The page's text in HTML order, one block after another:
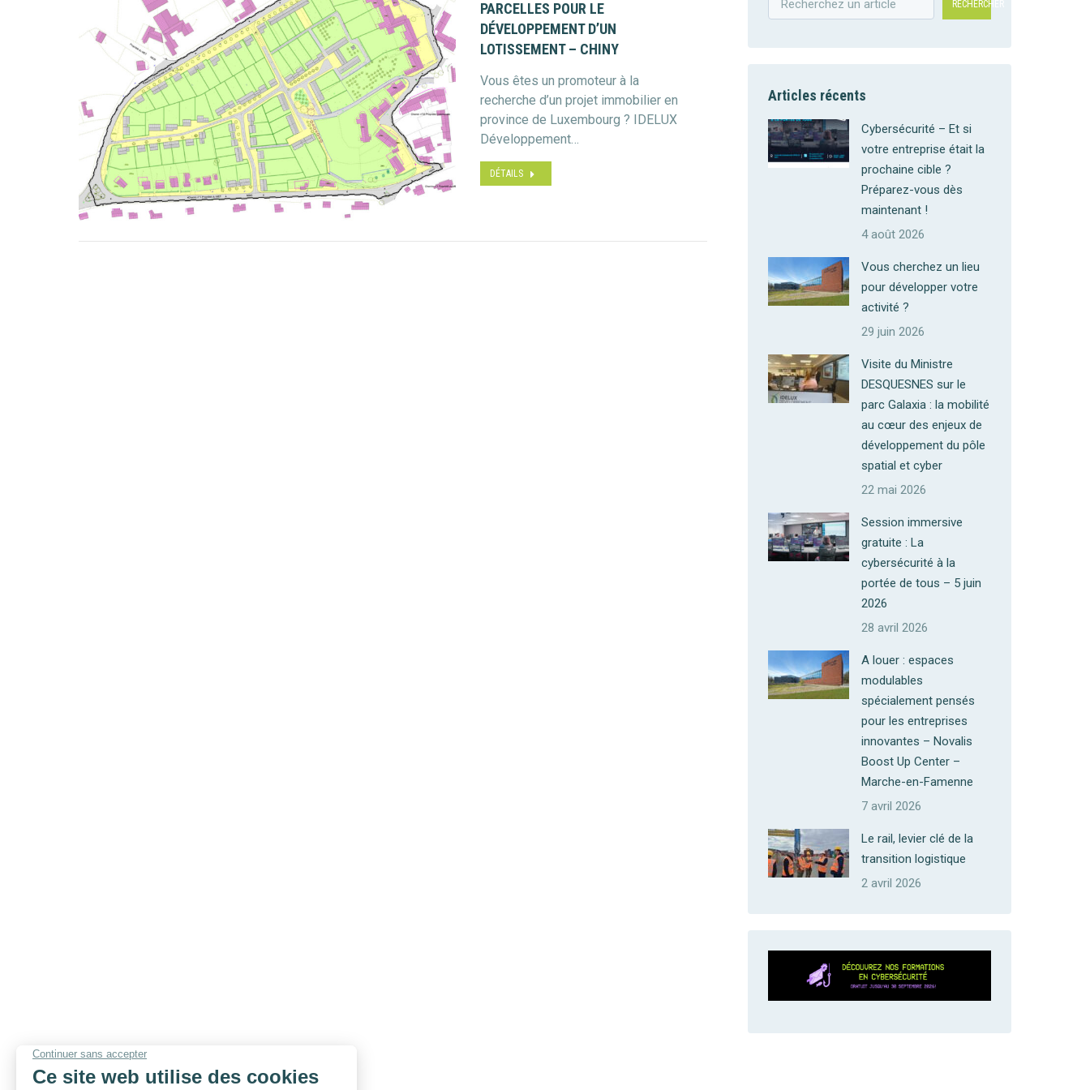
PARCELLES POUR LE
DÉVELOPPEMENT D’UN
LOTISSEMENT – CHINY
Vous êtes un promoteur à la
recherche d’un projet immobilier en
province de Luxembourg ? IDELUX
Développement…
DÉTAILS
RECHERCHER
Articles récents
Cybersécurité – Et si
votre entreprise était la
prochaine cible ?
Préparez-vous dès
maintenant !
4 août 2026
Vous cherchez un lieu
pour développer votre
activité ?
29 juin 2026
Visite du Ministre
DESQUESNES sur le
parc Galaxia : la mobilité
au cœur des enjeux de
développement du pôle
spatial et cyber
22 mai 2026
Session immersive
gratuite : La
cybersécurité à la
portée de tous – 5 juin
2026
28 avril 2026
A louer : espaces
modulables
spécialement pensés
pour les entreprises
innovantes – Novalis
Boost Up Center –
Marche-en-Famenne
7 avril 2026
Le rail, levier clé de la
transition logistique
2 avril 2026